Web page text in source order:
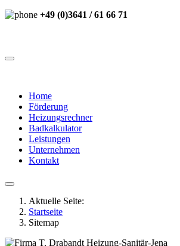
+49 (0)3641 / 61 66 71
Home
Förderung
Heizungsrechner
Badkalkulator
Leistungen
Unternehmen
Kontakt
Aktuelle Seite:
Startseite
Sitemap